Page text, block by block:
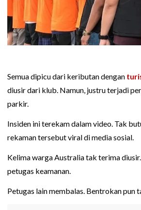
Semua dipicu dari keributan dengan
diusir dari klub. Namun, justru terjadi
parkir.
Insiden ini terekam dalam video. Tak
rekaman tersebut viral di media sosial.
Kelima warga Australia tak terima
petugas keamanan.
Petugas lain membalas. Bentrokan pun